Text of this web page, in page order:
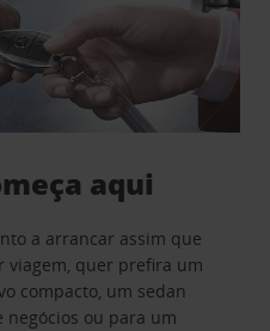
aqui
a arrancar assim que
viagem, quer prefira um
compacto, um sedan
negócios ou para um